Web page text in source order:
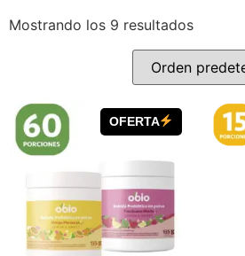
Mostrando los 9 resultados
OFERTA